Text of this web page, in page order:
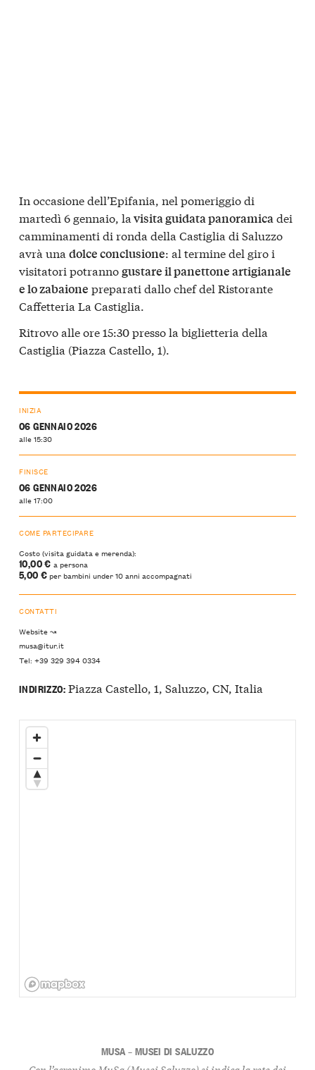
In occasione dell’Epifania, nel pomeriggio di
martedì 6 gennaio, la visita guidata panoramicadei
camminamenti di ronda della Castiglia di Saluzzo
avrà una dolce conclusione: al termine del giro i
visitatori potrannogustare il panettone artigianale
e lo zabaione preparati dallo chef del Ristorante
Caffetteria La Castiglia.
Ritrovo alle ore 15:30 presso la biglietteria della
Castiglia (Piazza Castello, 1).
INIZIA
06 GENNAIO 2026
alle 15:30
FINISCE
06 GENNAIO 2026
alle 17:00
COME PARTECIPARE
Costo (visita guidata e merenda):
10,00 € a persona
5,00 €per bambini under 10 anni accompagnati
CONTATTI
Website ↝
musa@itur.it
Tel: +39 329 394 0334
INDIRIZZO:Piazza Castello, 1, Saluzzo, CN, Italia
MUSA – MUSEI DI SALUZZO